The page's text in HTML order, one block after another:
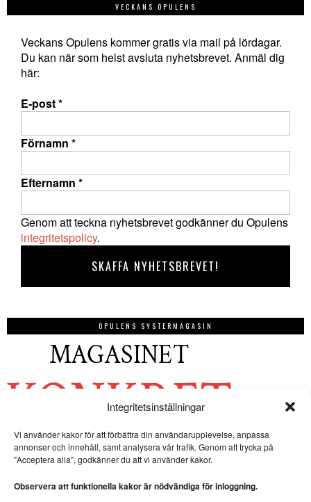
Integritetsinställningar
Vi använder kakor för att förbättra din användarupplevelse, anpassa
annonser och innehåll, samt analysera vår trafik. Genom att trycka på
"Acceptera alla", godkänner du att vi använder kakor.
Observera att funktionella kakor är nödvändiga för inloggning.
VECKANS OPULENS
Veckans Opulens kommer gratis via mail på lördagar.
Du kan när som helst avsluta nyhetsbrevet. Anmäl dig
här:
E-post*
Förnamn *
Efternamn *
Genom att teckna nyhetsbrevet godkänner du Opulens
integritetspolicy.
OPULENS SYSTERMAGASIN